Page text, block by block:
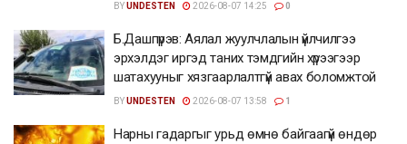
BYUNDESTEN 2026-08-07 14:25 0
Б.Дашпүрэв: Аялал жуулчлалын үйлчилгээ
эрхэлдэг иргэд таних тэмдгийн хүрээгээр
шатахууныг хязгаарлалтгүй авах боломжтой
BYUNDESTEN 2026-08-07 13:58 1
Нарны гадаргыг урьд өмнө байгаагүй өндөр